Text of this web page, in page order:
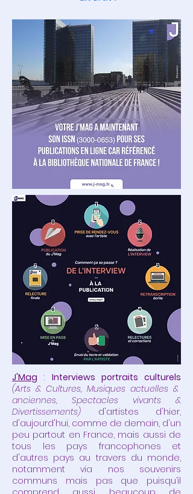
J'Mag : Interviews portraits culturels
(Arts & Cultures, Musiques actuelles &
anciennes, Spectacles vivants &
Divertissements) d'artistes d'hier,
d'aujourd'hui, comme de demain, d'un
peu partout en France, mais aussi de
tous les pays francophones et
d'autres pays au travers du monde,
notamment via nos souvenirs
communs mais pas que puisqu’il